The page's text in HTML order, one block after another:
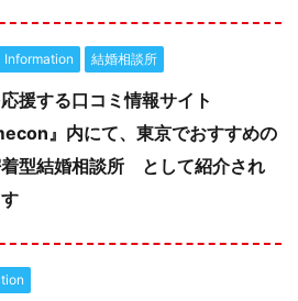
Information 結婚相談所
援する口コミ情報サイト
』内にて、東京でおすすめの
型結婚相談所 として紹介され